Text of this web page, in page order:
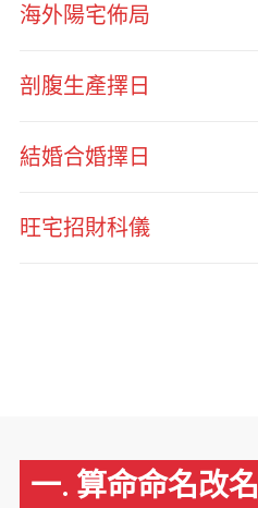
海外陽宅佈局
剖腹生產擇日
結婚合婚擇日
旺宅招財科儀
一. 算命命名改名